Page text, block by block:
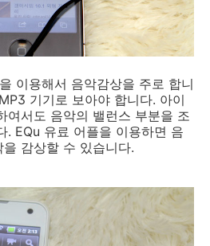
이용해서 음악감상을 주로 합니
기기로 보아야 합니다. 아이
여서도 음악의 밸런스 부분을 조
. EQu 유료 어플을 이용하면 음
감상할 수 있습니다.